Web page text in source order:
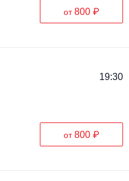
от800 ₽
19:30
от800 ₽